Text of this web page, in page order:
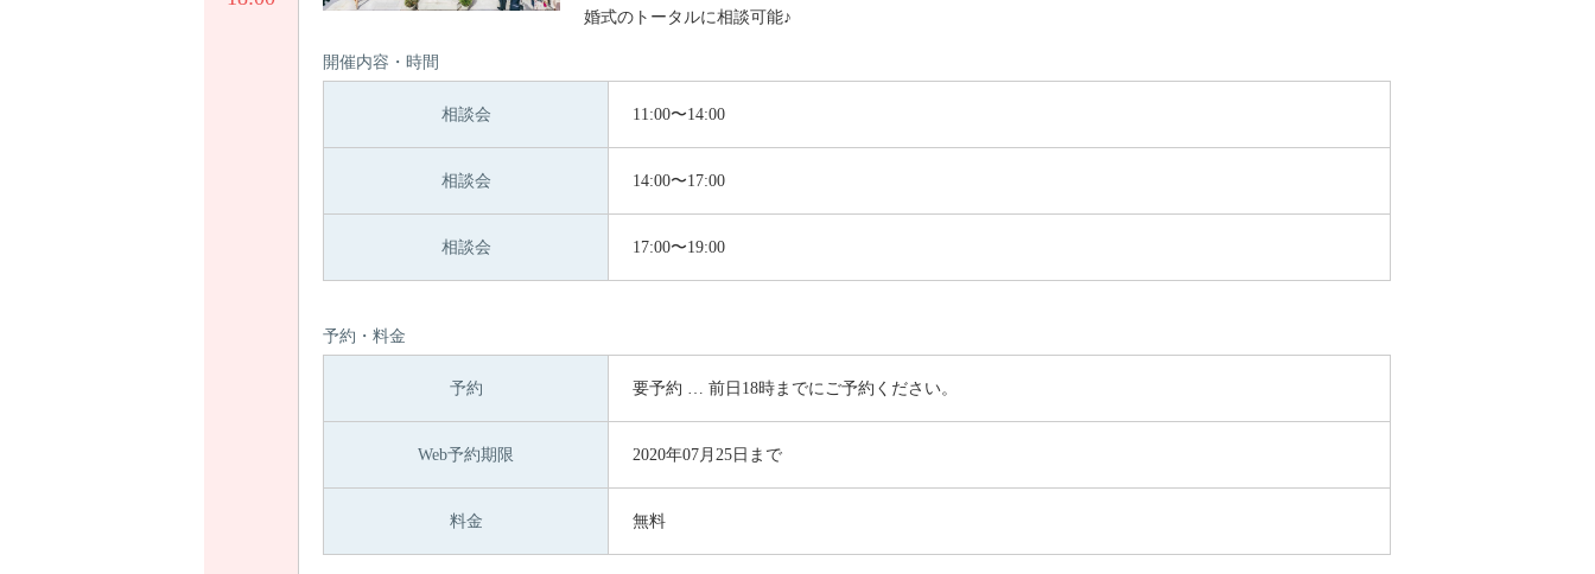
婚式のトータルに相談可能♪
開催内容・時間
相談会 11:00〜14:00
相談会 14:00〜17:00
相談会 17:00〜19:00
予約・料金
予約 要予約 … 前日18時までにご予約ください。
Web予約期限 2020年07月25日まで
料金 無料